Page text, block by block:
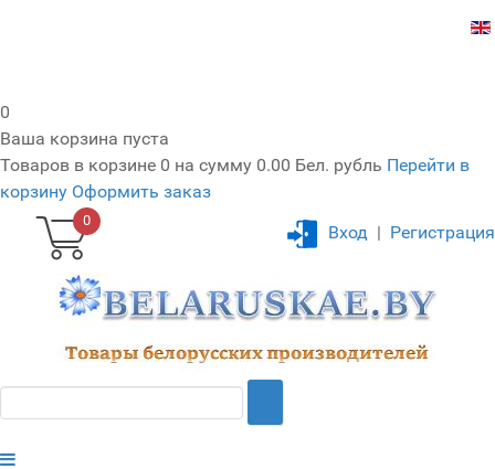
0
Ваша корзина пуста
Товаров в корзине 0 на сумму 0.00 Бел. рубль Перейти в
корзину Оформить заказ
0
Вход | Регистрация